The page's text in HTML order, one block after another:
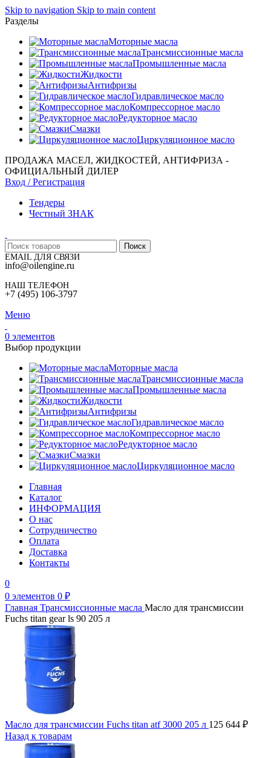
Skip to navigation Skip to main content
Разделы
Моторные масла
Трансмиссионные масла
Промышленные масла
Жидкости
Антифризы
Гидравлическое масло
Компрессорное масло
Редукторное масло
Смазки
Циркуляционное масло
ПРОДАЖА МАСЕЛ, ЖИДКОСТЕЙ, АНТИФРИЗА -
ОФИЦИАЛЬНЫЙ ДИЛЕР
Вход / Регистрация
Тендеры
Честный ЗНАК
Поиск
EMAIL ДЛЯ СВЯЗИ
info@oilengine.ru
НАШ ТЕЛЕФОН
+7 (495) 106-3797
Меню
0 элементов
Выбор продукции
Моторные масла
Трансмиссионные масла
Промышленные масла
Жидкости
Антифризы
Гидравлическое масло
Компрессорное масло
Редукторное масло
Смазки
Циркуляционное масло
Главная
Каталог
ИНФОРМАЦИЯ
О нас
Сотрудничество
Оплата
Доставка
Контакты
0
0 элементов 0 ₽
Главная Трансмиссионные масла Масло для трансмиссии
Fuchs titan gear ls 90 205 л
Масло для трансмиссии Fuchs titan atf 3000 205 л 125 644 ₽
Назад к товарам